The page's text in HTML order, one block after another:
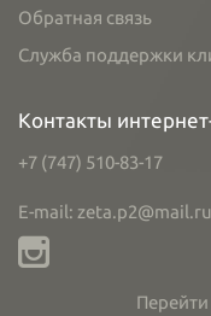
Обратная связь
Служба поддержки
Контакты
+7 (747) 510-83-17
E-mail: zeta.p2@mail.ru